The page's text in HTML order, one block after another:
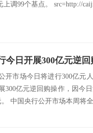
上调99个基点。 src=http://
今日开展300亿元逆
开市场今日将进行300亿元
300亿元逆回购操作，因今
。 中国央行公开市场本周将